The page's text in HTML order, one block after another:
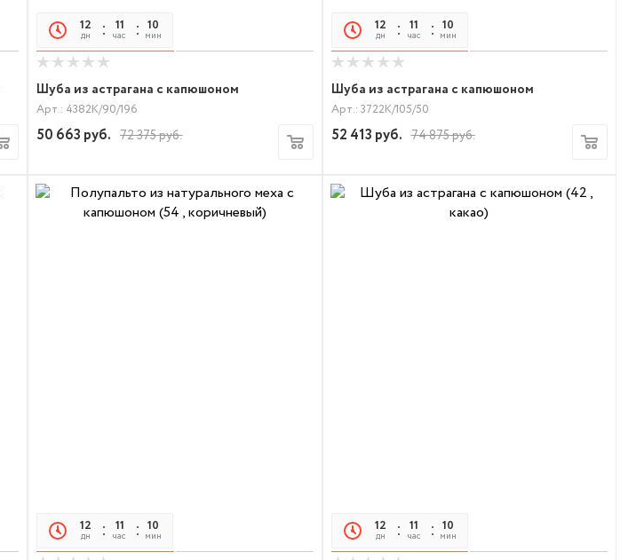
12
дн
11
час
10
мин
Шуба из астрагана с капюшоном
Арт.: 4382К/90/196
50 663 руб. 72 375руб.
12
дн
11
час
10
мин
Шуба из астрагана с капюшоном
Арт.: 3722К/105/50
52 413 руб. 74 875руб.
12
дн
11
час
10
мин
12
дн
11
час
10
мин